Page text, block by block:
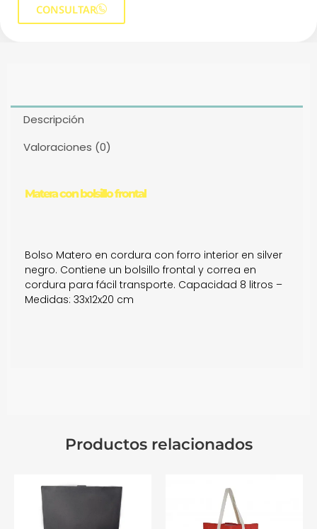
CONSULTAR
Descripción
Valoraciones (0)
Matera con bolsillo frontal
Bolso Matero en cordura con forro interior en silver
negro. Contiene un bolsillo frontal y correa en
cordura para fácil transporte. Capacidad 8 litros –
Medidas: 33x12x20 cm
Productos relacionados